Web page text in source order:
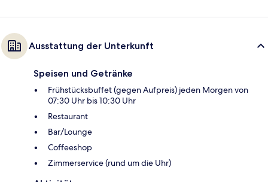
Ausstattung der Unterkunft
Speisen und Getränke
Frühstücksbuffet (gegen Aufpreis) jeden Morgen von
07:30 Uhr bis 10:30 Uhr
Restaurant
Bar/Lounge
Coffeeshop
Zimmerservice (rund um die Uhr)